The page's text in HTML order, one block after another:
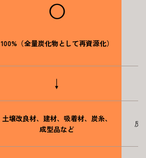
◯
100%（全量炭化物として再資源化）
↓
土壌改良材、建材、吸着材、炭糸、
成型品など
反